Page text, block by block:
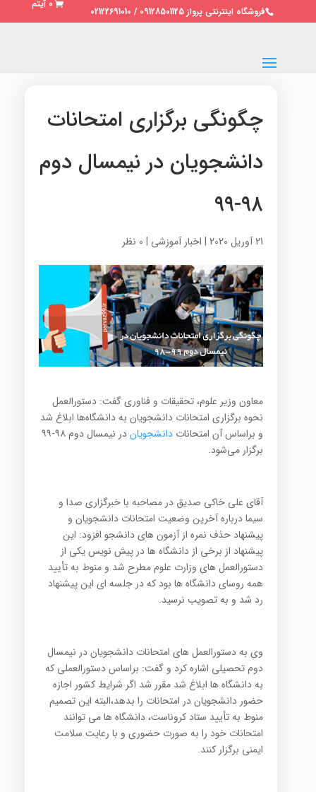
فروشگاه اینترنتی پرواز 09128501125 / 02122691010
0 آیتم
چگونگی برگزاری امتحانات
دانشجویان در نیمسال دوم
۹۸-۹۹
21 آوریل 2020 | اخبار آموزشی | 0 نظر
معاون وزیر علوم، تحقیقات و فناوری گفت: دستورالعمل
نحوه برگزاری امتحانات دانشجویان به دانشگاه‌ها ابلاغ شد
و براساس آن امتحانات دانشجویان
در نیمسال دوم ۹۸-۹۹
برگزار می‌شود.
آقای علی خاکی صدیق در مصاحبه با خبرگزاری صدا و
سیما درباره آخرین وضعیت امتحانات دانشجویان و
پیشنهاد حذف نمره از آزمون های دانشجو افزود: این
پیشنهاد از برخی از دانشگاه ها در پیش نویس یکی از
دستورالعمل های وزارت علوم مطرح شد و منوط به تأیید
همه روسای دانشگاه ها بود که در جلسه ای این پیشنهاد
رد شد و به تصویب نرسید.
وی به دستورالعمل های امتحانات دانشجویان در نیمسال
دوم تحصیلی اشاره کرد و گفت: براساس دستورالعملی که
به دانشگاه ها ابلاغ شد مقرر شد اگر شرایط کشور اجازه
حضور دانشجویان در امتحانات را بدهد،البته این تصمیم
منوط به تأیید ستاد کروناست، دانشگاه ها می توانند
امتحانات خود را به صورت حضوری و با رعایت سلامت
ایمنی برگزار کنند.